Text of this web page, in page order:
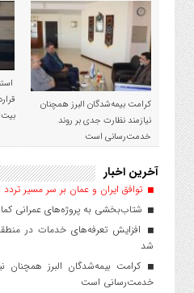
کرامت بیمه‌شدگان البرز همچنان
نیازمند نظارت جدی بر روند
خدمت‌رسانی است
آخرین اخبار
توافق ایران و عمان بر سر مسیر
شتاب‌بخشی به پروژه‌های عمرانی
افزایش تعرفه‌های خدمات در
شد
کرامت بیمه‌شدگان البرز همچنان
خدمت‌رسانی است